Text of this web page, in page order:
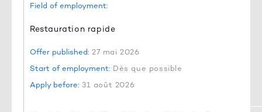
Field of employment:
Restauration rapide
Offer published: 27 mai 2026
Start of employment: Dès que possible
Apply before: 31 août 2026